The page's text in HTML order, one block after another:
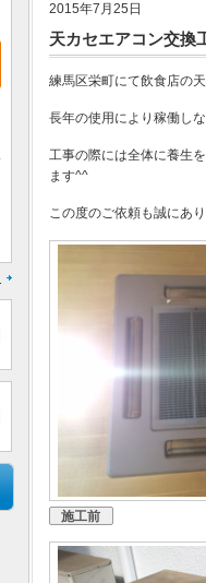
2015年7月25日
天カセエアコン交換
練馬区栄町にて飲食店の
長年の使用により稼働し
工事の際には全体に養生
ます^^
この度のご依頼も誠にあ
施工前